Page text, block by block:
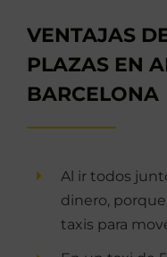
VENTAJAS
PLAZAS EN
BARCELONA
Al ir todos
dinero,
taxis para